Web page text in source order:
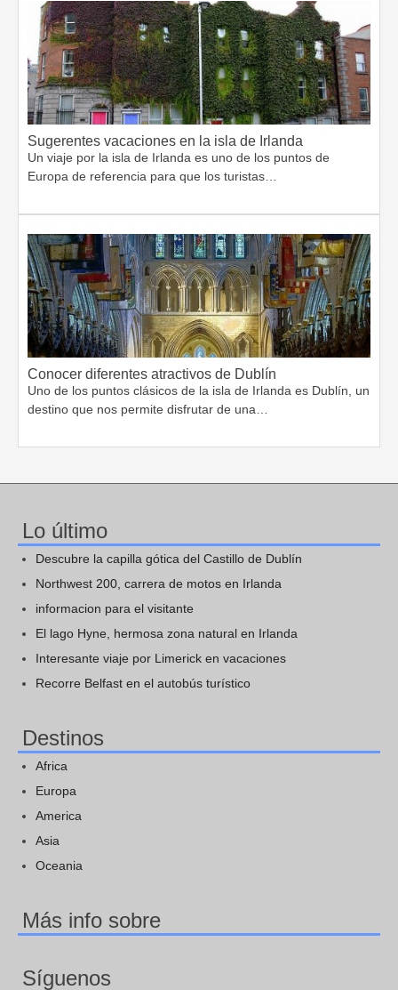
Sugerentes vacaciones en la isla de Irlanda
Un viaje por la isla de Irlanda es uno de los puntos de
Europa de referencia para que los turistas…
Conocer diferentes atractivos de Dublín
Uno de los puntos clásicos de la isla de Irlanda es Dublín, un
destino que nos permite disfrutar de una…
Lo último
Descubre la capilla gótica del Castillo de Dublín
Northwest 200, carrera de motos en Irlanda
informacion para el visitante
El lago Hyne, hermosa zona natural en Irlanda
Interesante viaje por Limerick en vacaciones
Recorre Belfast en el autobús turístico
Destinos
Africa
Europa
America
Asia
Oceania
Más info sobre
Síguenos